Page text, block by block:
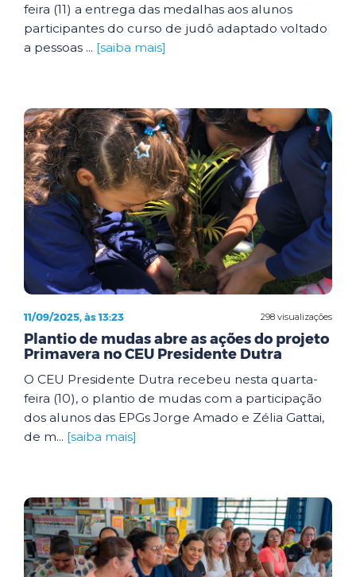
feira (11) a entrega das medalhas aos alunos
participantes do curso de judô adaptado voltado
a pessoas ... [saiba mais]
298 visualizações
11/09/2025, às 13:23
Plantio de mudas abre as ações do projeto
Primavera no CEU Presidente Dutra
O CEU Presidente Dutra recebeu nesta quarta-
feira (10), o plantio de mudas com a participação
dos alunos das EPGs Jorge Amado e Zélia Gattai,
de m... [saiba mais]